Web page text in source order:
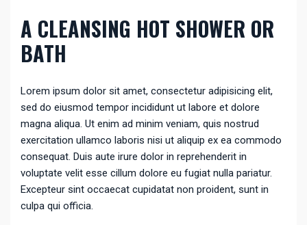
A CLEANSING HOT SHOWER OR
BATH
Lorem ipsum dolor sit amet, consectetur adipisicing elit,
sed do eiusmod tempor incididunt ut labore et dolore
magna aliqua. Ut enim ad minim veniam, quis nostrud
exercitation ullamco laboris nisi ut aliquip ex ea commodo
consequat. Duis aute irure dolor in reprehenderit in
voluptate velit esse cillum dolore eu fugiat nulla pariatur.
Excepteur sint occaecat cupidatat non proident, sunt in
culpa qui officia.